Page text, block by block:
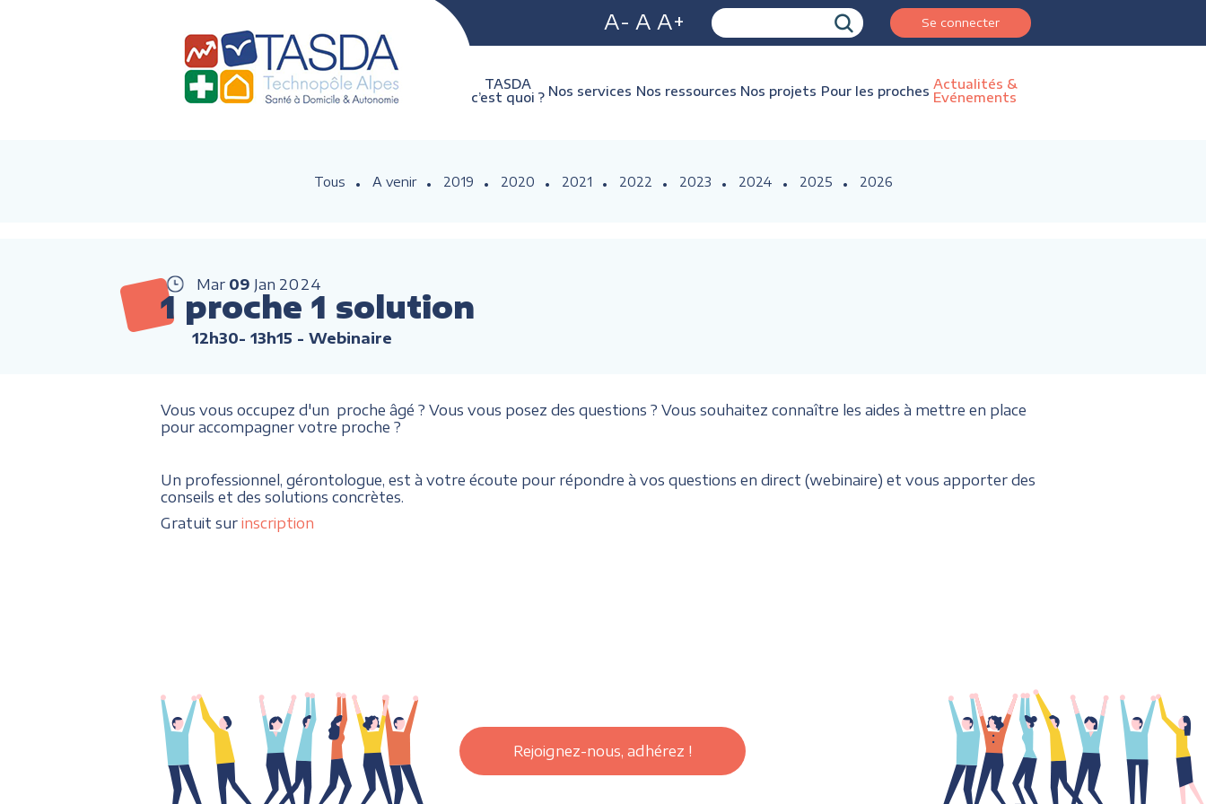
A- A A+ Se connecter
TASDA
c’est quoi ? Nos services Nos ressources Nos projets Pour les proches Actualités &
Evénements
Tous A venir 2019 2020 2021 2022 2023 2024 2025 2026
Mar 09 Jan 2024
1 proche 1 solution
12h30- 13h15 - Webinaire
Vous vous occupez d'un proche âgé ? Vous vous posez des questions ? Vous souhaitez connaître les aides à mettre en place
pour accompagner votre proche ?
Un professionnel, gérontologue, est à votre écoute pour répondre à vos questions en direct (webinaire) et vous apporter des
conseils et des solutions concrètes.
Gratuit sur inscription
Rejoignez-nous, adhérez !